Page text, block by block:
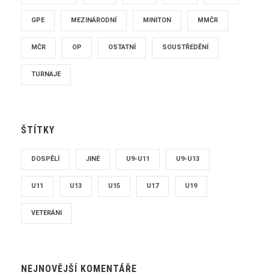
GPE MEZINÁRODNÍ MINITON MMČR
MČR OP OSTATNÍ SOUSTŘEDĚNÍ
TURNAJE
ŠTÍTKY
DOSPĚLÍ JINÉ U9-U11 U9-U13
U11 U13 U15 U17 U19
VETERÁNI
NEJNOVĚJŠÍ KOMENTÁŘE